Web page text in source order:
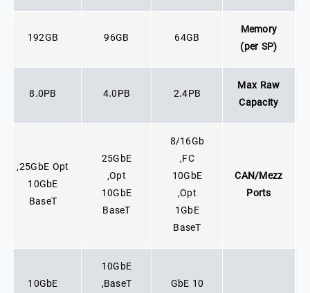
Memory
(per SP)
64GB
96GB
192GB
Max Raw
Capacity
2.4PB
4.0PB
8.0PB
CAN/Mezz
Ports
8/16Gb
FC,
10GbE
Opt,
1GbE
BaseT
25GbE
Opt,
10GbE
BaseT
25GbE Opt,
10GbE
BaseT
10 GbE
10GbE
BaseT,
10GbE